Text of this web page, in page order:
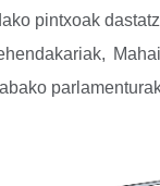
pintxoak